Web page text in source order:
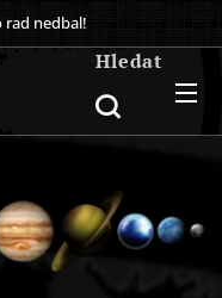
rad nedbal!
Hledat